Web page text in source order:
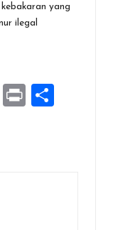
yang
ilegal
E
Pr